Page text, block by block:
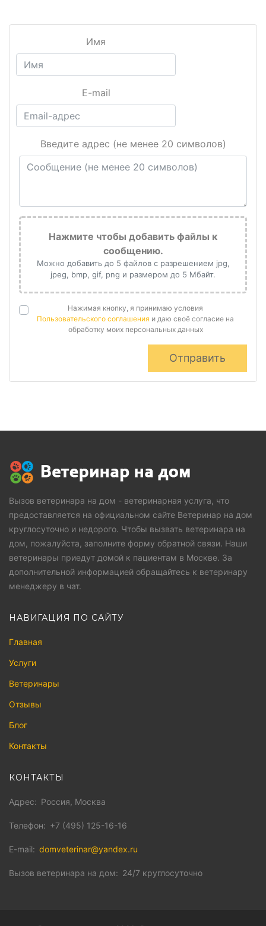
Имя
E-mail
Введите адрес (не менее 20 символов)
Нажмите чтобы добавить файлы к
сообщению.
Можно добавить до 5 файлов с разрешением jpg,
jpeg, bmp, gif, png и размером до 5 Мбайт.
Нажимая кнопку, я принимаю условия
Пользовательского соглашения и даю своё согласие на
обработку моих персональных данных
Отправить
Вызов ветеринара на дом - ветеринарная услуга, что
предоставляется на официальном сайте Ветеринар на дом
круглосуточно и недорого. Чтобы вызвать ветеринара на
дом, пожалуйста, заполните форму обратной связи. Наши
ветеринары приедут домой к пациентам в Москве. За
дополнительной информацией обращайтесь к ветеринару
менеджеру в чат.
НАВИГАЦИЯ ПО САЙТУ
Главная
Услуги
Ветеринары
Отзывы
Блог
Контакты
КОНТАКТЫ
Адрес Россия, Москва
Телефон +7 (495) 125-16-16
E-mail domveterinar@yandex.ru
Вызов ветеринара на дом 24/7 круглосуточно